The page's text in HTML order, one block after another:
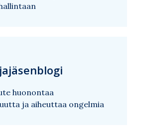
huonontaa
ja aiheuttaa ongelmia